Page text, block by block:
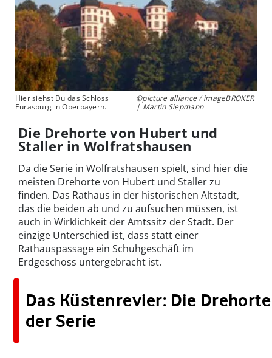
Hier siehst Du das Schloss
Eurasburg in Oberbayern.
©picture alliance / imageBROKER
| Martin Siepmann
Die Drehorte von Hubert und
Staller in Wolfratshausen
Da die Serie in Wolfratshausen spielt, sind hier die
meisten Drehorte von Hubert und Staller zu
finden. Das Rathaus in der historischen Altstadt,
das die beiden ab und zu aufsuchen müssen, ist
auch in Wirklichkeit der Amtssitz der Stadt. Der
einzige Unterschied ist, dass statt einer
Rathauspassage ein Schuhgeschäft im
Erdgeschoss untergebracht ist.
Das Küstenrevier: Die Drehorte
der Serie